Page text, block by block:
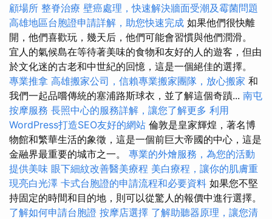
顧場所 整脊治療 壁癌處理，快速解決牆面受潮及霉菌問題
高雄地區台胞證申請詳解，助您快速完成 如果他們很快離
開，他們喜歡玩，幾天后，他們可能會習慣與他們潤滑。
宜人的氣候島在等待著美味的食物和友好的人的遊客，但由
於文化迷的古老和中世紀的回憶，這是一個絕佳的選擇。
專業推拿 高雄搬家公司，信賴專業搬家團隊，放心搬家 和
我們一起品嚐傳統的塞浦路斯球衣，並了解這個奇蹟... 南屯
按摩服務 長照中心的服務詳解，讓您了解更多 利用
WordPress打造SEO友好的網站 倫敦是皇家輝煌，著名博
物館和繁華生活的象徵，這是一個前巨大帝國的中心，這是
金融界最重要的城市之一。 專業的外燴服務，為您的活動
提供美味 眼下細紋改善醫美療程 美白療程，讓你的肌膚重
現亮白光澤 卡式台胞證的申請流程和必要資料 如果您不堅
持固定的時間和目的地，則可以從驚人的報價中進行選擇。
了解如何申請台胞證 按摩店選擇 了解助聽器原理，讓您清